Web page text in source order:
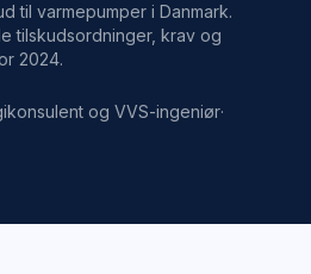
til varmepumper i Danmark.
tilskudsordninger, krav og
2024.
og VVS-ingeniør·